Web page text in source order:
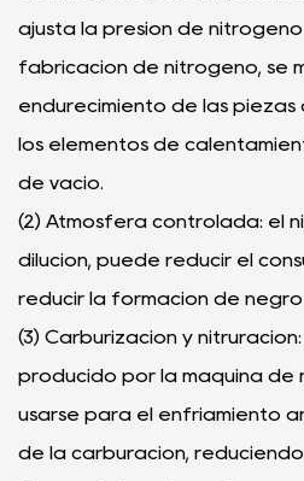
ajusta la presión de
fabricación de nitrógeno, se
endurecimiento de las
los elementos de
de vacío.
(2) Atmósfera controlada: el
dilución, puede reducir el
reducir la formación de
(3) Carburización y
producido por la máquina de
usarse para el enfriamiento
de la carburación,